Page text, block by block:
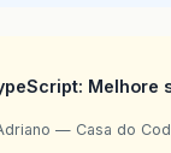
Melhore
— Casa do